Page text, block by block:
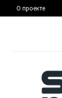
О проекте